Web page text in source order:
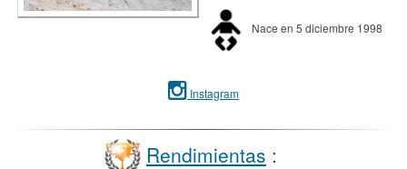
Nace en 5 diciembre 1998
Instagram
Rendimientas :